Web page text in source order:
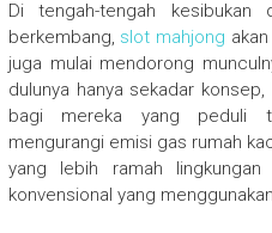
Di tengah-tengah
berkembang, slot mahjong
juga mulai mendorong
dulunya hanya sekadar
bagi mereka yang peduli
mengurangi emisi gas rumah
yang lebih ramah
konvensional yang